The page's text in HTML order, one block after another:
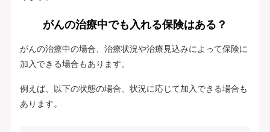
がんの治療中でも入れる保険はある？
がんの治療中の場合、治療状況や治療見込みによって保険に
加入できる場合もあります。
例えば、以下の状態の場合、状況に応じて加入できる場合も
あります。